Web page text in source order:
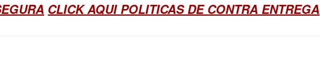
CLICK AQUI POLITICAS DE CONTRA ENTREGA